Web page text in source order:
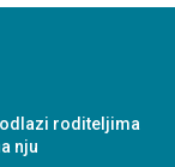
roditeljima
nju